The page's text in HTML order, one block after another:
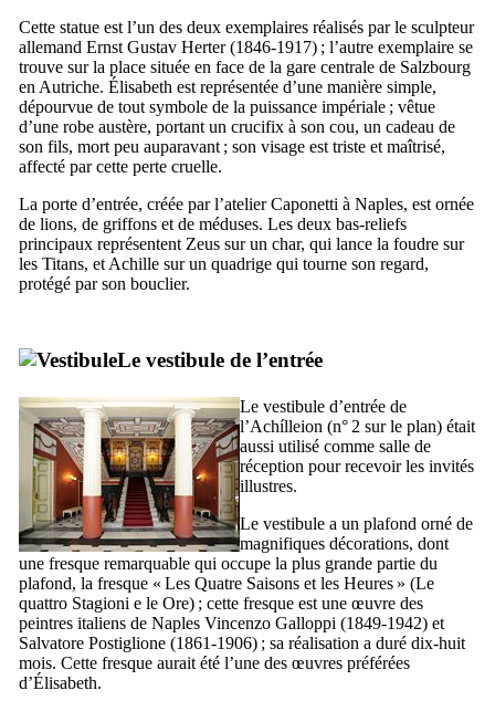
Cette statue est l’un des deux exemplaires réalisés par le sculpteur
allemand Ernst Gustav Herter(1846-1917) ; l’autre exemplaire se
trouve sur la place située en face de la gare centrale de Salzbourg
en Autriche. Élisabeth est représentée d’une manière simple,
dépourvue de tout symbole de la puissance impériale ; vêtue
d’une robe austère, portant un crucifix à son cou, un cadeau de
son fils, mort peu auparavant ; son visage est triste et maîtrisé,
affecté par cette perte cruelle.
La porte d’entrée, créée par l’atelierCaponetti à Naples, est ornée
de lions, de griffons et de méduses. Les deux bas-reliefs
principaux représentent Zeus sur un char, qui lance la foudre sur
les Titans, et Achille sur un quadrige qui tourne son regard,
protégé par son bouclier.
Le vestibule de l’entrée
Le vestibule d’entrée de
l’Achílleion (n° 2 sur le plan) était
aussi utilisé comme salle de
réception pour recevoir les invités
illustres.
Le vestibule a un plafond orné de
magnifiques décorations, dont
une fresque remarquable qui occupe la plus grande partie du
plafond, la fresque « Les Quatre Saisons et les Heures » (Le
quattro Stagioni e le Ore) ; cette fresque est une œuvre des
peintres italiens de Naples Vincenzo Galloppi (1849-1942) et
Salvatore Postiglione (1861-1906) ; sa réalisation a duré dix-huit
mois. Cette fresque aurait été l’une des œuvres préférées
d’Élisabeth.